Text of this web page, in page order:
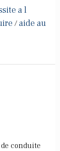
a l
/aide au
conduite